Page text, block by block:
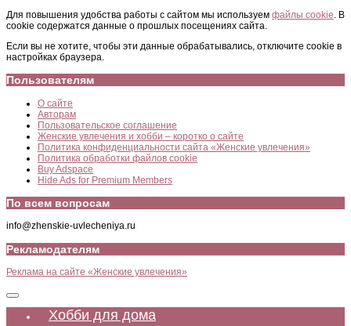
Для повышения удобства работы с сайтом мы используем файлы cookie . В
cookie содержатся данные о прошлых посещениях сайта.
Если вы не хотите, чтобы эти данные обрабатывались, отключите cookie в
настройках браузера.
Пользователям
О сайте
Авторам
Пользовательское соглашение
Женские увлечения и хобби – коротко о сайте
Политика конфиденциальности сайта «Женские увлечения»
Политика обработки файлов cookie
Buy Adspace
Hide Ads for Premium Members
По всем вопросам
info@zhenskie-uvlecheniya.ru
Рекламодателям
Реклама на сайте «Женские увлечения»
Хобби для дома